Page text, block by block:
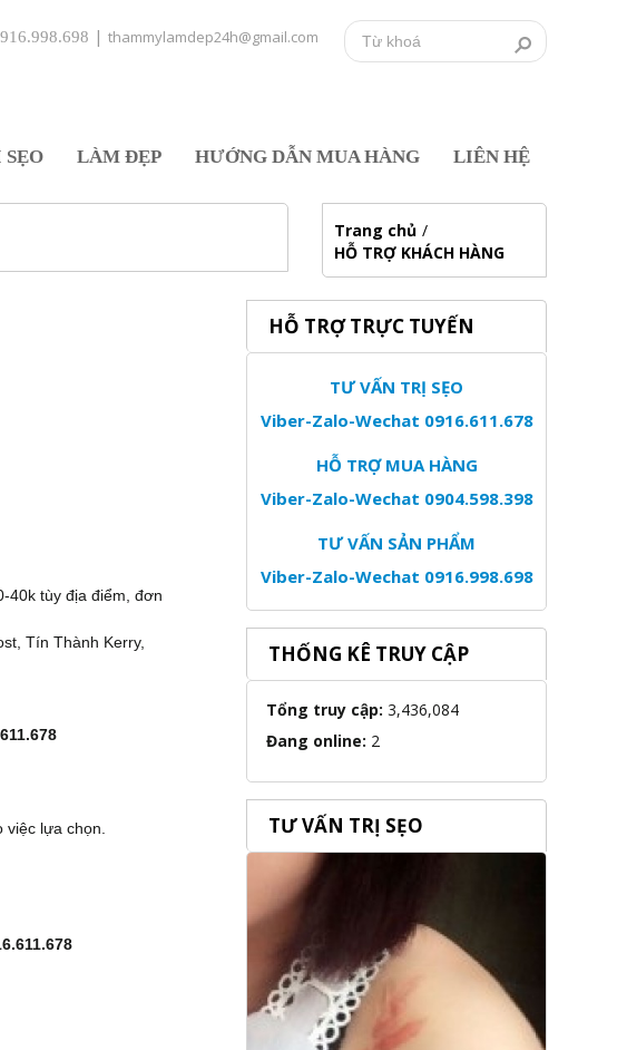
| thammylamdep24h@gmail.com
SẸO LÀM ĐẸP HƯỚNG DẪN MUA HÀNG LIÊN HỆ
Trang chủ /
HỖ TRỢ KHÁCH HÀNG
40k tùy địa điểm, đơn
Tín Thành Kerry,
lựa chọn.
HỖ TRỢ TRỰC TUYẾN
TƯ VẤN TRỊ SẸO
Viber-Zalo-Wechat 0916.611.678
HỖ TRỢ MUA HÀNG
Viber-Zalo-Wechat 0904.598.398
TƯ VẤN SẢN PHẨM
Viber-Zalo-Wechat 0916.998.698
THỐNG KÊ TRUY CẬP
Tổng truy cập: 3,436,084
Đang online: 2
TƯ VẤN TRỊ SẸO